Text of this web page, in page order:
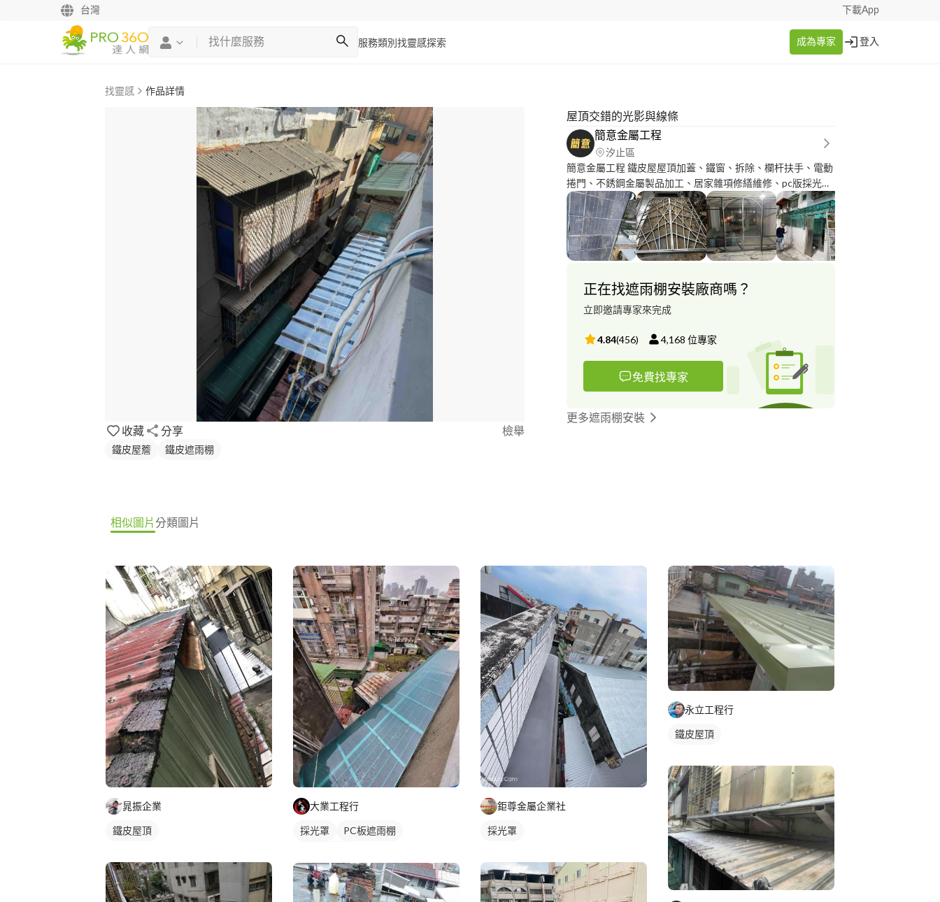
台灣 下載App
服務類別 找靈感探索 成為專家 登入
找靈感 作品詳情
收藏 分享 檢舉
鐵皮屋簷 鐵皮遮雨棚
屋頂交錯的光影與線條
簡意金屬工程
汐止區
簡意金屬工程 鐵皮屋屋頂加蓋、鐵窗、拆除、欄杆扶手、電動
捲門、不銹鋼金屬製品加工、居家雜項修繕維修、pc版採光
罩、裝潢室內鐵件
正在找遮雨棚安裝廠商嗎？
立即邀請專家來完成
4.84(456) 4,168 位專家
免費找專家
更多遮雨棚安裝
相似圖片分類圖片
晁振企業
鐵皮屋頂
大業工程行
採光罩
PC板遮雨棚
鉅尊金屬企業社
採光罩
永立工程行
鐵皮屋頂